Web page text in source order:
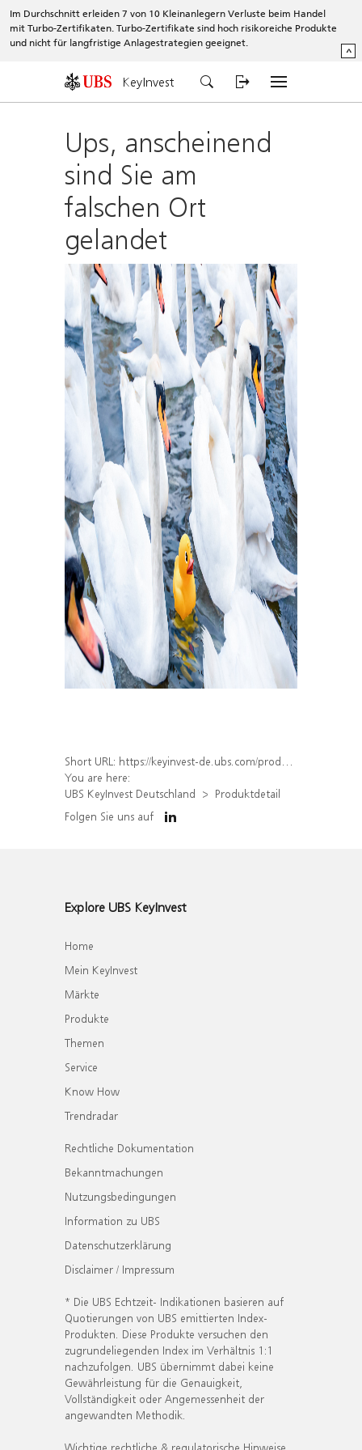
Im Durchschnitt erleiden 7 von 10 Kleinanlegern Verluste beim Handel
mit Turbo-Zertifikaten. Turbo-Zertifikate sind hoch risikoreiche Produkte
und nicht für langfristige Anlagestrategien geeignet.
^
KeyInvest
Ups, anscheinend
sind Sie am
falschen Ort
gelandet
Short URL: https://keyinvest-de.ubs.com/produkt/detail/index/isin/DE000WA82JT8
You are here:
UBS KeyInvest Deutschland
Produktdetail
Folgen Sie uns auf
Explore UBS KeyInvest
Home
Mein KeyInvest
Märkte
Produkte
Themen
Service
Know How
Trendradar
Rechtliche Dokumentation
Bekanntmachungen
Nutzungsbedingungen
Information zu UBS
Datenschutzerklärung
Disclaimer / Impressum
* Die UBS Echtzeit- Indikationen basieren auf
Quotierungen von UBS emittierten Index-
Produkten. Diese Produkte versuchen den
zugrundeliegenden Index im Verhältnis 1:1
nachzufolgen. UBS übernimmt dabei keine
Gewährleistung für die Genauigkeit,
Vollständigkeit oder Angemessenheit der
angewandten Methodik.